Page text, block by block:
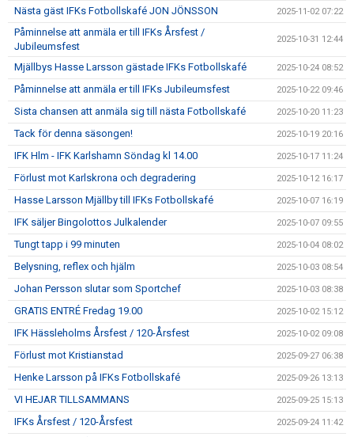
Nästa gäst IFKs Fotbollskafé JON JÖNSSON 2025-11-02 07:22
Påminnelse att anmäla er till IFKs Årsfest /
Jubileumsfest
2025-10-31 12:44
Mjällbys Hasse Larsson gästade IFKs Fotbollskafé 2025-10-24 08:52
Påminnelse att anmäla er till IFKs Jubileumsfest 2025-10-22 09:46
Sista chansen att anmäla sig till nästa Fotbollskafé 2025-10-20 11:23
Tack för denna säsongen! 2025-10-19 20:16
IFK Hlm - IFK Karlshamn Söndag kl 14.00 2025-10-17 11:24
Förlust mot Karlskrona och degradering 2025-10-12 16:17
Hasse Larsson Mjällby till IFKs Fotbollskafé 2025-10-07 16:19
IFK säljer Bingolottos Julkalender 2025-10-07 09:55
Tungt tapp i 99 minuten 2025-10-04 08:02
Belysning, reflex och hjälm 2025-10-03 08:54
Johan Persson slutar som Sportchef 2025-10-03 08:38
GRATIS ENTRÉ Fredag 19.00 2025-10-02 15:12
IFK Hässleholms Årsfest / 120-Årsfest 2025-10-02 09:08
Förlust mot Kristianstad 2025-09-27 06:38
Henke Larsson på IFKs Fotbollskafé 2025-09-26 13:13
VI HEJAR TILLSAMMANS 2025-09-25 15:13
IFKs Årsfest / 120-Årsfest 2025-09-24 11:42